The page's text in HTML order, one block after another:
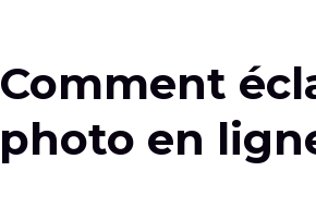
Comment
photo en